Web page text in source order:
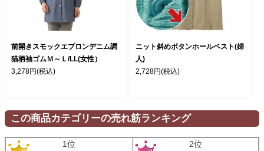
前開きスモックエプロンデニム調
猫柄袖ゴムＭ～Ｌ/LL(女性）
3,278円(税込)
ニット斜めボタンホールベスト(婦
人)
2,728円(税込)
この商品カテゴリーの売れ筋ランキング
1位 2位